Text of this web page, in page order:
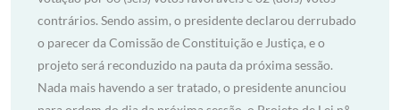
contrários. Sendo assim, o presidente declarou derrubado
o parecer da Comissão de Constituição e Justiça, e o
projeto será reconduzido na pauta da próxima sessão.
Nada mais havendo a ser tratado, o presidente anunciou